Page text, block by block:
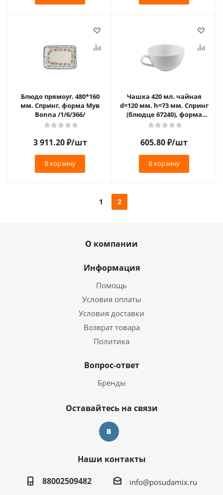
Блюдо прямоуг. 480*160
мм. Спринг, форма Мув
Bonna /1/6/366/
3 911.20₽/шт
В корзину
Чашка 420 мл. чайная
d=120 мм. h=73 мм. Спринг
(блюдце 67240), форма
Банкет Bonna /1/6/444/
605.80₽/шт
В корзину
1 2
О компании
Информация
Помощь
Условия оплаты
Условия доставки
Возврат товара
Политика
Вопрос-ответ
Бренды
Оставайтесь на связи
Наши контакты
88002509482
info@posudamix.ru